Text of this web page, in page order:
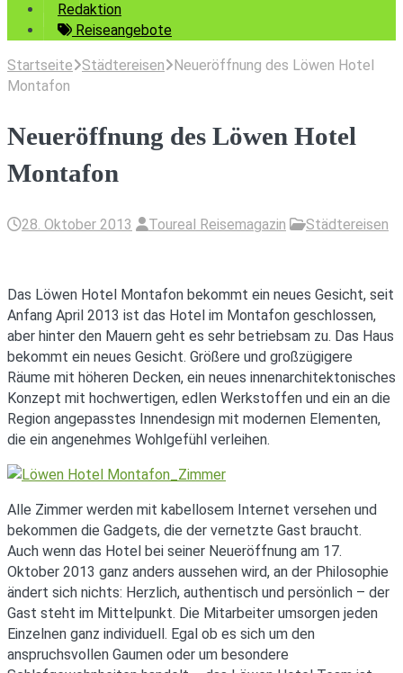
Redaktion
Reiseangebote
Startseite Städtereisen
Neueröffnung des Löwen Hotel
Montafon
Neueröffnung des Löwen Hotel
Montafon
28. Oktober 2013 Toureal Reisemagazin Städtereisen
Das Löwen Hotel Montafon bekommt ein neues Gesicht, seit
Anfang April 2013 ist das Hotel im Montafon geschlossen,
aber hinter den Mauern geht es sehr betriebsam zu. Das Haus
bekommt ein neues Gesicht. Größere und großzügigere
Räume mit höheren Decken, ein neues innenarchitektonisches
Konzept mit hochwertigen, edlen Werkstoffen und ein an die
Region angepasstes Innendesign mit modernen Elementen,
die ein angenehmes Wohlgefühl verleihen.
Alle Zimmer werden mit kabellosem Internet versehen und
bekommen die Gadgets, die der vernetzte Gast braucht.
Auch wenn das Hotel bei seiner Neueröffnung am 17.
Oktober 2013 ganz anders aussehen wird, an der Philosophie
ändert sich nichts: Herzlich, authentisch und persönlich – der
Gast steht im Mittelpunkt. Die Mitarbeiter umsorgen jeden
Einzelnen ganz individuell. Egal ob es sich um den
anspruchsvollen Gaumen oder um besondere